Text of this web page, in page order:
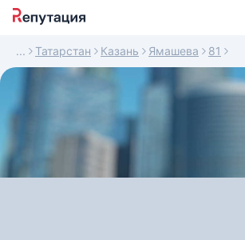
Татарстан Казань Ямашева 81